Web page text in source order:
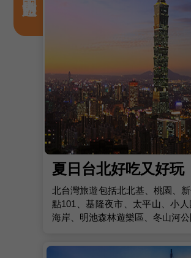
夏日台北好吃又好玩
北台灣旅遊包括北北基、桃園、
點101、基隆夜市、太平山、小
海岸、明池森林遊樂區、冬山河